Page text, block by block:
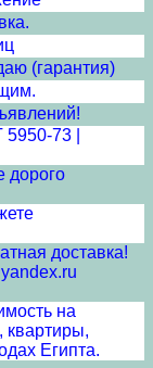
(гарантия)
73 |
дорого
доставка!
на
квартиры,
Египта.